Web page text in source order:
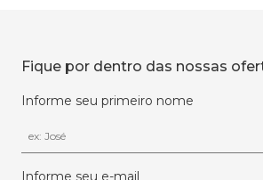
Fique por dentro das nossas
Informe seu primeiro nome
Informe seu e-mail